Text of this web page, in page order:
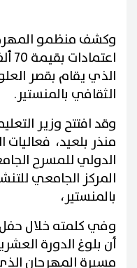
وكشف منظمو
الذي يقام بقصر
الثقافي بالمنستير.
وقد افتتح وزير
منذر بلعيد،
الدولي للمسرح
المركز الجامعي
بالمنستير،
وفي كلمته خلال حفل
أن بلوغ الدورة